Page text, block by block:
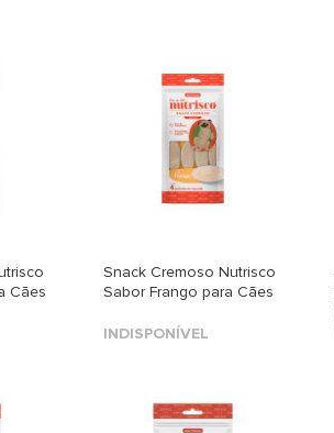
Cães
Snack Cremoso Nutrisco
Sabor Frango para Cães
INDISPONÍVEL